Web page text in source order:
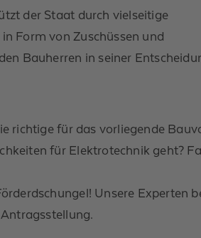
der Staat durch vielseitige
Form von Zuschüssen und
Bauherren in seiner
richtige für das vorliegende
für Elektrotechnik geht?
Unsere Experten